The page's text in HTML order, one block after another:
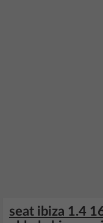
seat ibiza 1.4